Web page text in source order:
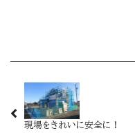
現場をきれいに安全に！